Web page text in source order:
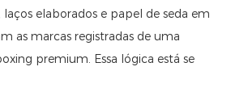
elaborados e papel de seda em
as marcas registradas de uma
premium. Essa lógica está se